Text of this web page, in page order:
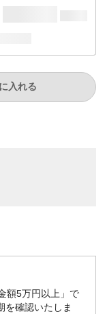
入れる
額5万円以上」で
を確認いたしま